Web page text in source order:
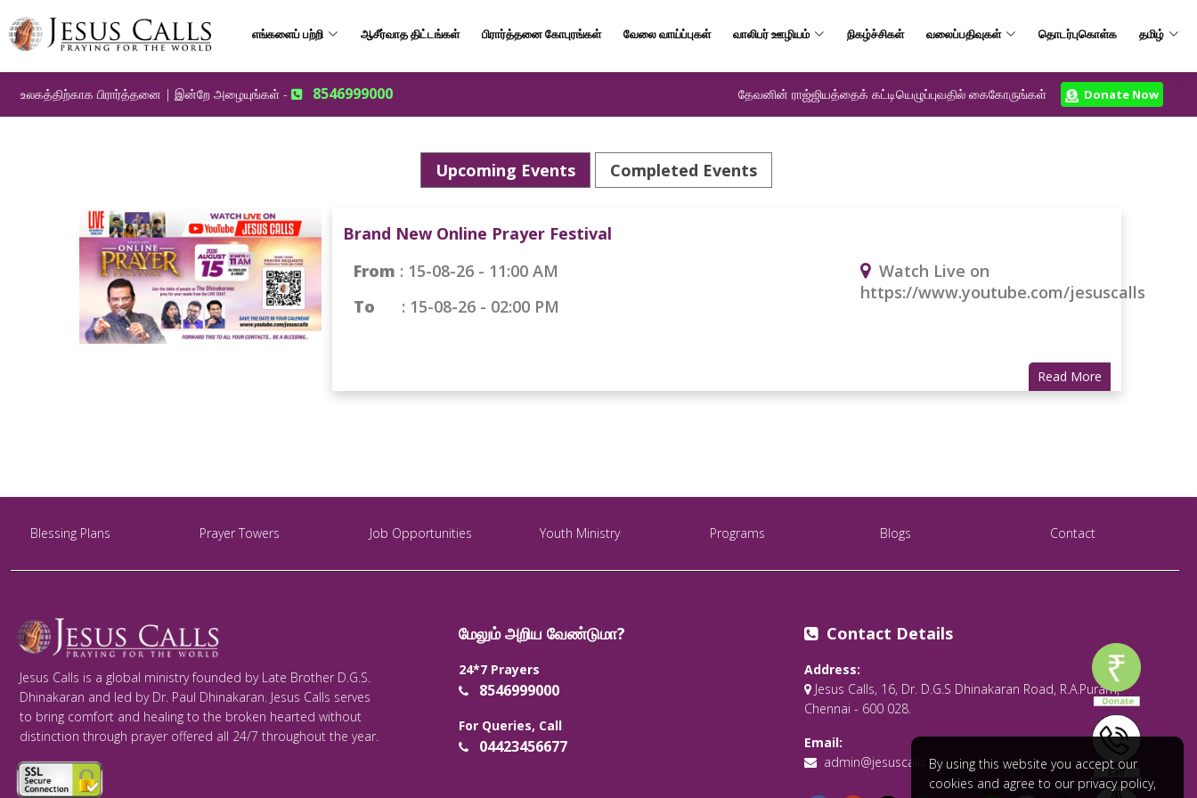
எங்களைப் பற்றி ஆசீர்வாத திட்டங்கள் பிரார்த்தனை கோபுரங்கள் வேலை வாய்ப்புகள் வாலிபர் ஊழியம் நிகழ்ச்சிகள் வலைப்பதிவுகள் தொடர்புகொள்க தமிழ்
உலகத்திற்காக பிரார்த்தனை | இன்றே அழையுங்கள் - 8546999000 தேவனின் ராஜ்ஜியத்தைக் கட்டியெழுப்புவதில் கைகோருங்கள் Donate Now
Upcoming Events Completed Events
Brand New Online Prayer Festival
From : 15-08-26 - 11:00 AM
To : 15-08-26 - 02:00 PM
Watch Live on
https://www.youtube.com/jesuscalls
Read More
Blessing Plans Prayer Towers Job Opportunities Youth Ministry Programs Blogs Contact
Jesus Calls is a global ministry founded by Late Brother D.G.S.
Dhinakaran and led by Dr. Paul Dhinakaran. Jesus Calls serves
to bring comfort and healing to the broken hearted without
distinction through prayer offered all 24/7 throughout the year.
மேலும் அறிய வேண்டுமா?
24*7 Prayers
8546999000
For Queries, Call
04423456677
Contact Details
Address:
Jesus Calls, 16, Dr. D.G.S Dhinakaran Road, R.A.Puram,
Chennai - 600 028.
Email:
admin@jesuscalls.orgBy using this website you accept our
cookies and agree to our privacy policy,